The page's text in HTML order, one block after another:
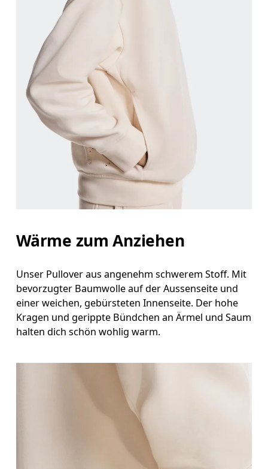
Brustumfang
Miss an der Stelle, an der dein Brustumfang
Taille
Miss den Umfang deiner natürlichen Taille.
Miss um die breiteste Stelle deiner Hüfte herum.
Wärme zum Anziehen
Unser Pullover aus angenehm schwerem Stoff. Mit
bevorzugter Baumwolle auf der Aussenseite und
einer weichen, gebürsteten Innenseite. Der hohe
Kragen und gerippte Bündchen an Ärmel und Saum
halten dich schön wohlig warm.